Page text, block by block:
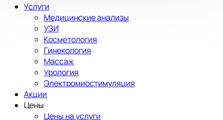
Услуги
Медицинские анализы
УЗИ
Косметология
Гинекология
Массаж
Урология
Электромиостимуляция
Акции
Цены
Цены на услуги